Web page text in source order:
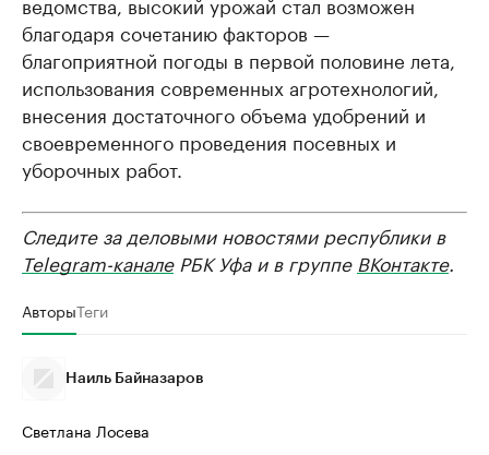
благодаря сочетанию факторов —
благоприятной погоды в первой половине лета,
использования современных агротехнологий,
внесения достаточного объема удобрений и
своевременного проведения посевных и
уборочных работ.
Следите за деловыми новостями республики в
Telegram-каналеРБК Уфа и в группе ВКонтакте.
АвторыТеги
Наиль Байназаров
Светлана Лосева